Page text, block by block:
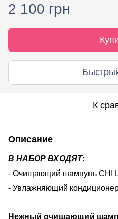
2 100 грн
К
Описание
В НАБОР ВХОДЯТ:
- Очищающий шампунь CHI
- Увлажняющий
Нежный очищающий